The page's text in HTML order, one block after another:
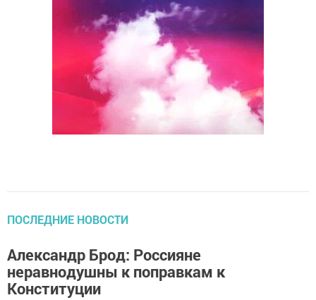
ПОСЛЕДНИЕ НОВОСТИ
Александр Брод: Россияне
неравнодушны к поправкам к
Конституции